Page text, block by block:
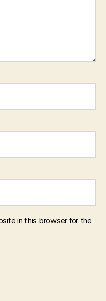
in this browser for the